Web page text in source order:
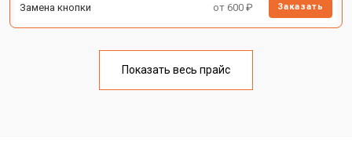
Замена кнопки от 600 ₽ Заказать
Показать весь прайс